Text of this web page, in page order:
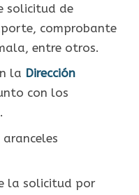
solicitud de
comprobante
entre otros.
la Dirección
con los
la solicitud por